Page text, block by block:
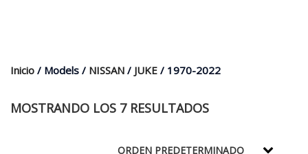
Inicio / Models / NISSAN / JUKE / 1970-2022
MOSTRANDO LOS 7 RESULTADOS